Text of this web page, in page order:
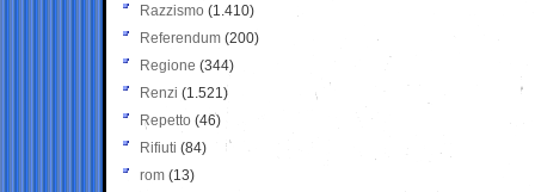
Razzismo (1.410)
Referendum (200)
Regione (344)
Renzi (1.521)
Repetto (46)
Rifiuti (84)
rom (13)